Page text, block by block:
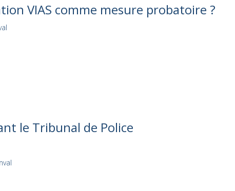
VIAS comme mesure probatoire ?
le Tribunal de Police